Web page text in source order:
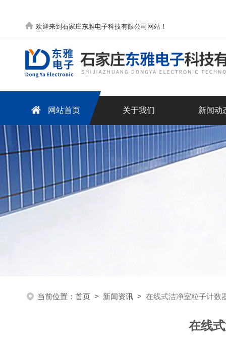
欢迎来到石家庄东雅电子科技有限公司网站！
网站首页 关于我们 新闻动
当前位置： 首页 > 新闻资讯 > 在线式洁净室粒子计数
在线